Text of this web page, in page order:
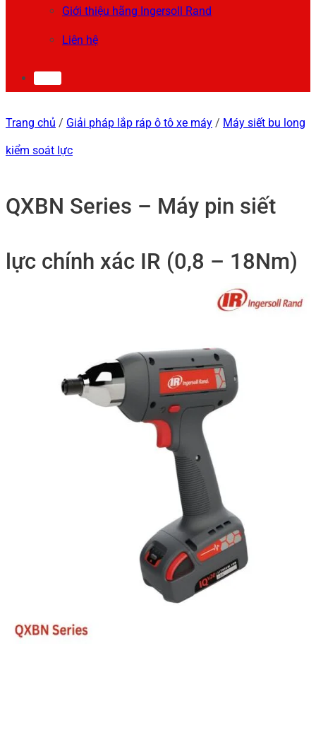
Giới thiệu hãng Ingersoll Rand
Liên hệ
Trang chủ / Giải pháp lắp ráp ô tô xe máy / Máy siết bu long
kiểm soát lực
QXBN Series – Máy pin siết
lực chính xác IR (0,8 – 18Nm)